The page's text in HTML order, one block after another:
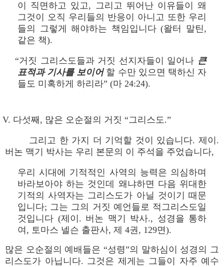
이 직면하고 있고, 그리고 뛰어난 이유들이 왜
그것이 오직 우리들의 반응이 아니고 또한 우리
들의 그렇게 해야하는 책임입니다 (왈터 말틴,
같은 책).
“거짓 그리스도들과 거짓 선지자들이 일어나 큰
표적과 기사를 보이어할 수만 있으면 택하신 자
들도 미혹하게 하리라” (마 24:24).
V. 다섯째, 많은 오순절의 거짓 “그리스도.”
그리고 한 가지 더 기억할 것이 있습니다. 제이.
버논 맥기 박사는 우리 본문의 이 주석을 주었습니다,
우리 시대에 기적적인 사역의 능력은 의심하며
바라보아야 하는 것인데 왜냐하면 다음 위대한
기적의 사역자는 그리스도가 아닐 것이기 때문
입니다; 그는 그의 거짓 예언들로 적그리스도일
것입니다 (제이. 버논 맥기 박사., 성경을 통하
여, 토마스 넬슨 출판사, 제 4권, 129면).
많은 오순절의 예배들은 “성령”의 말하심이 성경의 그
리스도가 아닙니다. 그것은 제게는 그들이 자주 예수